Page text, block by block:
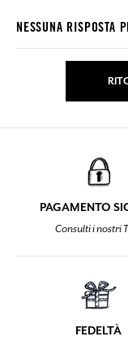
NESSUNA RISPOSTA
PAGAMENTO
Consulti i nostri
FEDELTÀ